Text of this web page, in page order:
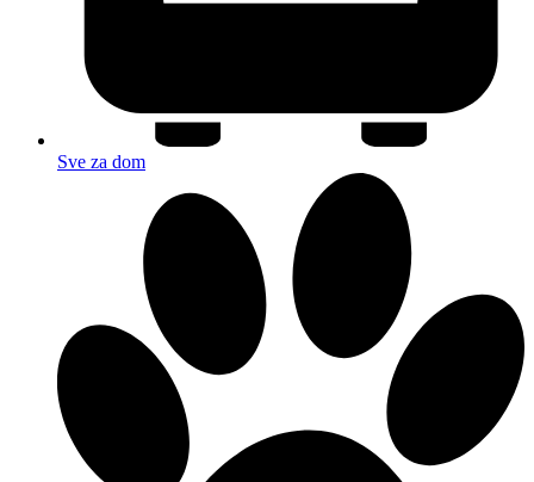
Sve za dom